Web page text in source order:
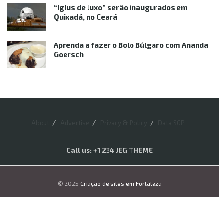
“Iglus de luxo” serão inaugurados em
Quixadá, no Ceará
Aprenda a fazer o Bolo Búlgaro com Ananda
Goersch
Call us: +1 234 JEG THEME
© 2025 Criação de sites em Fortaleza